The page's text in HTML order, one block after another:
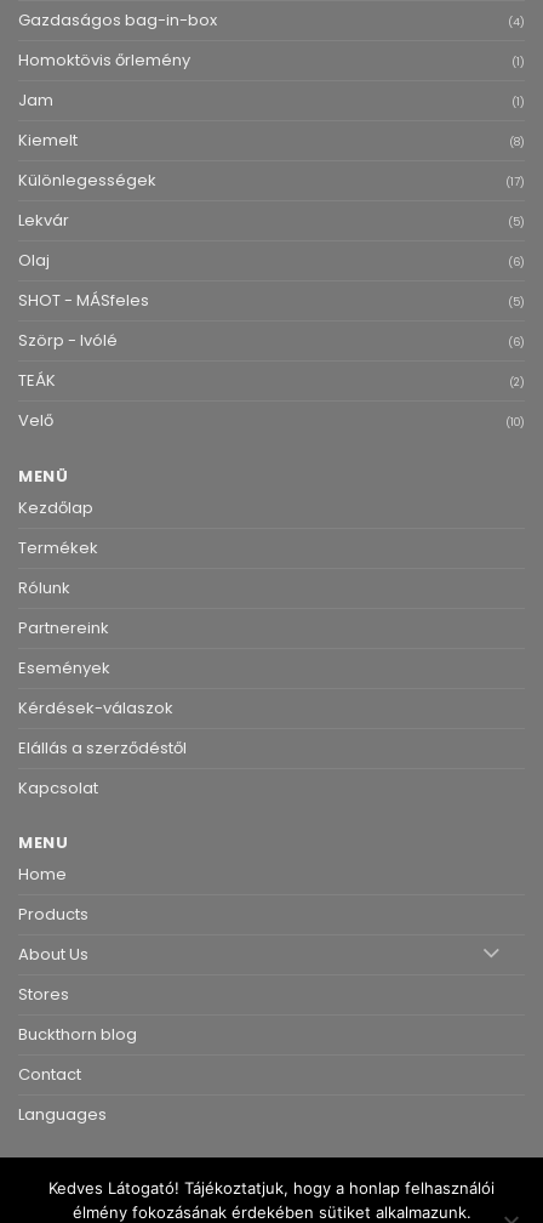
Gazdaságos bag-in-box (4)
Homoktövis őrlemény (1)
Jam (1)
Kiemelt (8)
Különlegességek (17)
Lekvár (5)
Olaj (6)
SHOT - MÁSfeles (5)
Szörp - Ivólé (6)
TEÁK (2)
Velő (10)
MENÜ
Kezdőlap
Termékek
Rólunk
Partnereink
Események
Kérdések-válaszok
Elállás a szerződéstől
Kapcsolat
MENU
Home
Products
About Us
Stores
Buckthorn blog
Contact
Languages
Kedves Látogató! Tájékoztatjuk, hogy a honlap felhasználói
élmény fokozásának érdekében sütiket alkalmazunk.